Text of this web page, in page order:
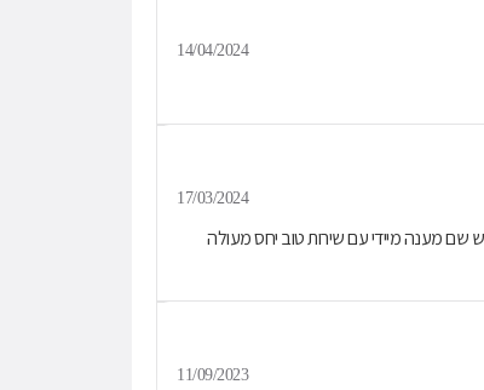
14/04/2024
17/03/2024
שם מענה מיידי עם שירות טוב יחס מעולה
11/09/2023